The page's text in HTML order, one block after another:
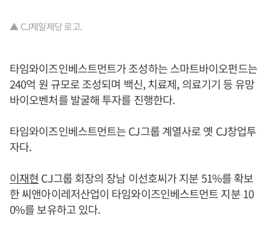
▲ CJ제일제당 로고.
타임와이즈인베스트먼트가 조성하는 스마트바이오펀드는
240억 원 규모로 조성되며 백신, 치료제, 의료기기 등 유망
바이오벤처를 발굴해 투자를 진행한다.
타임와이즈인베스트먼트는 CJ그룹 계열사로 옛 CJ창업투
자다.
이재현 CJ그룹 회장의 장남 이선호씨가 지분 51%를 확보
한 씨앤아이레저산업이 타임와이즈인베스트먼트 지분 10
0%를 보유하고 있다.